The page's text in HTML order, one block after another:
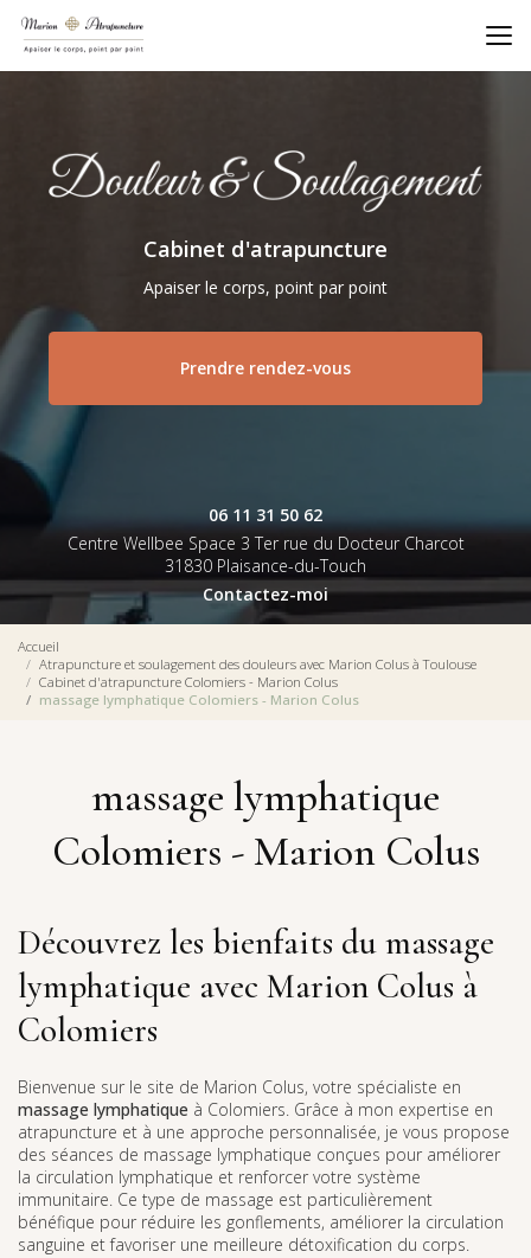
Aller
contenu
principal
Cabinet d'atrapuncture
Apaiser le corps, point par point
Prendre rendez-vous
06 11 31 50 62
Centre Wellbee Space 3 Ter rue du Docteur Charcot
31830 Plaisance-du-Touch
Contactez-moi
Accueil
Atrapuncture et soulagement des douleurs avec Marion Colus à Toulouse
Cabinet d'atrapuncture Colomiers - Marion Colus
massage lymphatique Colomiers - Marion Colus
massage lymphatique
Colomiers - Marion Colus
Découvrez les bienfaits du massage
lymphatique avec Marion Colus à
Colomiers
Bienvenue sur le site de Marion Colus, votre spécialiste en
massage lymphatique à Colomiers. Grâce à mon expertise en
atrapuncture et à une approche personnalisée, je vous propose
des séances de massage lymphatique conçues pour améliorer
la circulation lymphatique et renforcer votre système
immunitaire. Ce type de massage est particulièrement
bénéfique pour réduire les gonflements, améliorer la circulation
sanguine et favoriser une meilleure détoxification du corps.